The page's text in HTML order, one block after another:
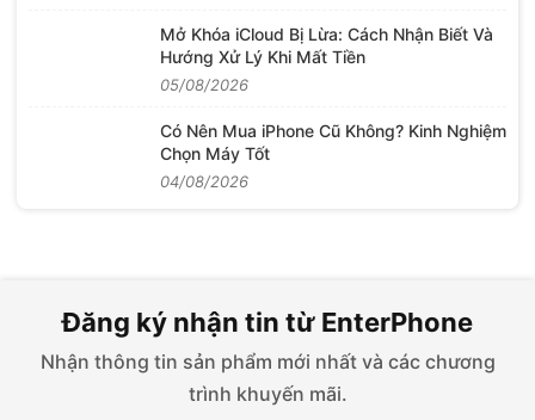
Mở Khóa iCloud Bị Lừa: Cách Nhận Biết Và
Hướng Xử Lý Khi Mất Tiền
05/08/2026
Có Nên Mua iPhone Cũ Không? Kinh Nghiệm
Chọn Máy Tốt
04/08/2026
Đăng ký nhận tin từ EnterPhone
Nhận thông tin sản phẩm mới nhất và các chương
trình khuyến mãi.